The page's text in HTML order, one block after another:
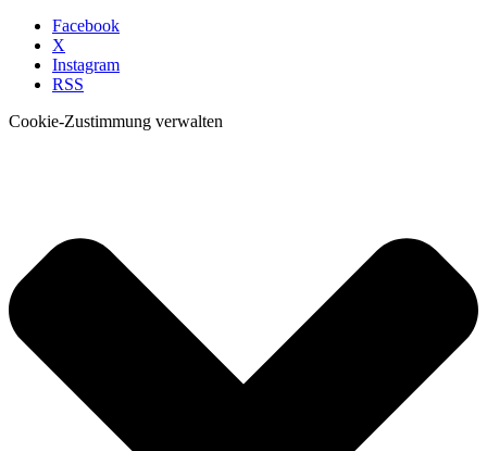
Facebook
X
Instagram
RSS
Cookie-Zustimmung verwalten